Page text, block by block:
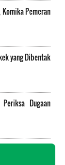
Pemeran
yang Dibentak
Dugaan